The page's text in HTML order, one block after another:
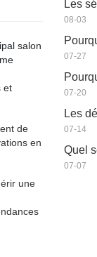
salon
et
de
en
une
08-03
07-27
07-20
07-14
07-07